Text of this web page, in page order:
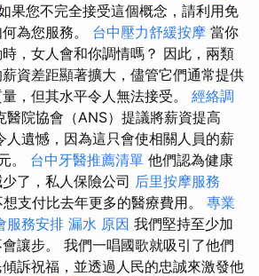
果您不完全接受這個概念，請利用免
為您服務。 台中壓力舒緩按摩 當你
，女人會和你調情嗎？ 因此，兩類
資差距顯著擴大，儘管它們通常提供
，但其水平令人無法接受。 經絡調
醫院協會（ANS）提議將薪資提高
人遺憾，因為這只會使相關人員的薪
。 台中牙醫推薦清單 他們認為健康
了，私人保險公司 后里按摩服務
想支付比去年更多的醫療費用。 專業
服務安排 漏水 原因 我們堅持至少加
讓步。 我們一唱國歌就吸引了他們
訴祝福，並透過人民的忠誠來激發他